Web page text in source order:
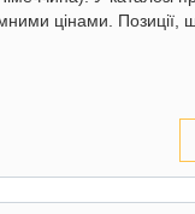
цінами. Позиції,